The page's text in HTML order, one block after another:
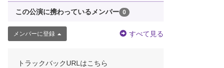
この公演に携わっているメンバー 0
メンバーに登録 すべて見る
トラックバックURLはこちら